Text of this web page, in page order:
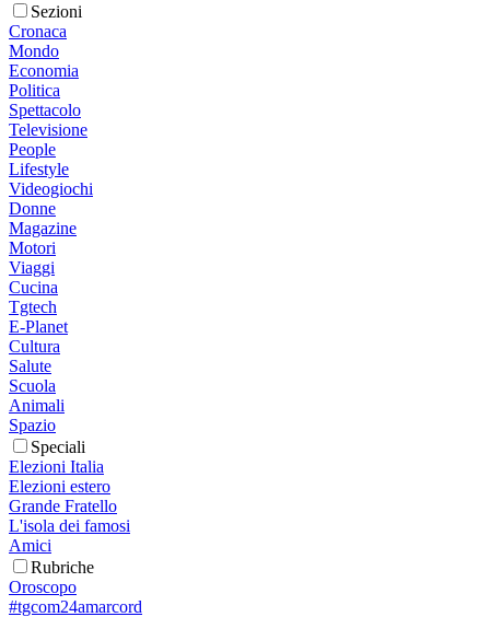
Sezioni
Cronaca
Mondo
Economia
Politica
Spettacolo
Televisione
People
Lifestyle
Videogiochi
Donne
Magazine
Motori
Viaggi
Cucina
Tgtech
E-Planet
Cultura
Salute
Scuola
Animali
Spazio
Speciali
Elezioni Italia
Elezioni estero
Grande Fratello
L'isola dei famosi
Amici
Rubriche
Oroscopo
#tgcom24amarcord